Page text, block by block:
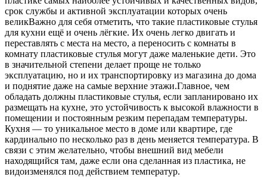
срок службы и активной эксплуатации которых очень
великВажно для себя отметить, что такие пластиковые стулья
для кухни ещё и очень лёгкие. Их очень легко двигать и
переставлять с места на место, а переносить с комнаты в
комнату пластиковые стулья могут даже маленькие дети. Это
в значительной степени делает проще не только
эксплуатацию, но и их транспортировку из магазина до дома
и поднятие даже на самые верхние этажи.Главное, чем
обладать должны пластиковые стулья, если запланировано их
размещать на кухне, это устойчивость к высокой влажности в
помещении и постоянным резким перепадам температуры.
Кухня — то уникальное место в доме или квартире, где
кардинально по несколько раз в день меняется температура. В
связи с этим желательно, чтобы внешний вид мебели
находящийся там, даже если она сделанная из пластика, не
видоизменялся под действием температур.